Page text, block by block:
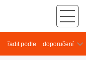
řadit podle